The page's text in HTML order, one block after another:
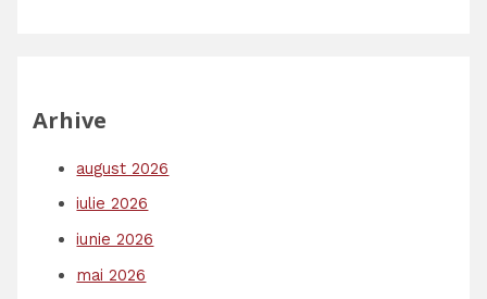
Arhive
august 2026
iulie 2026
iunie 2026
mai 2026